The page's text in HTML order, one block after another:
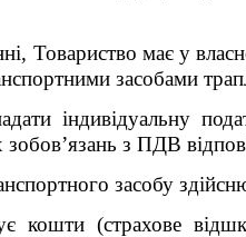
Товариство має у
засобами
індивідуальну
зобов’язань з ПДВ
засобу
кошти (страхове